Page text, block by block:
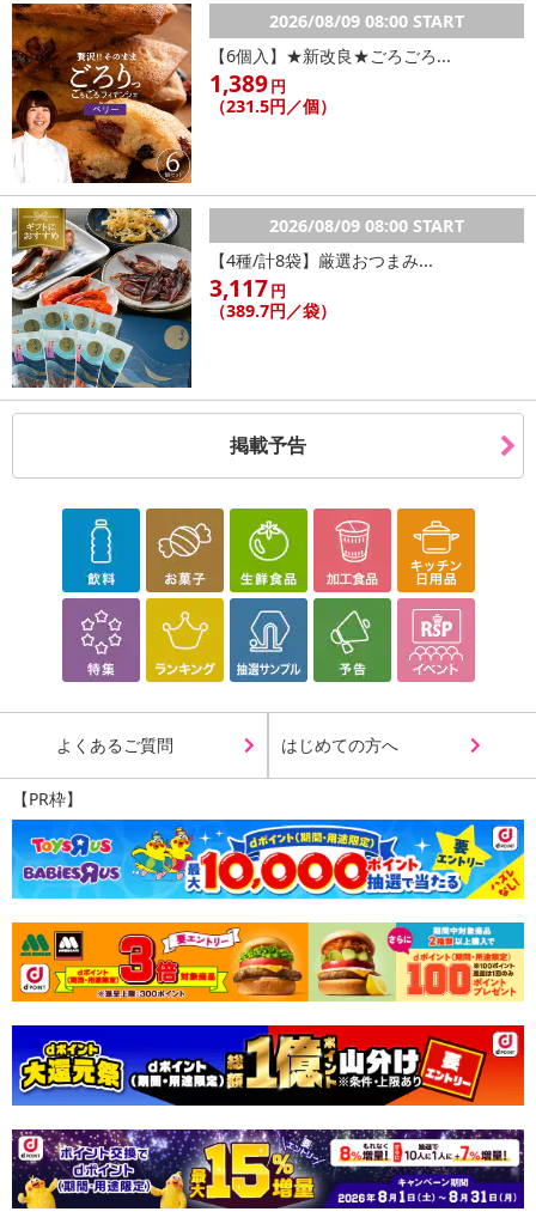
2026/08/09 08:00 START
【6個入】★新改良★ごろごろ...
1,389円
（231.5円／個）
2026/08/09 08:00 START
【4種/計8袋】厳選おつまみ...
3,117円
（389.7円／袋）
掲載予告
よくあるご質問 はじめての方へ
【PR枠】